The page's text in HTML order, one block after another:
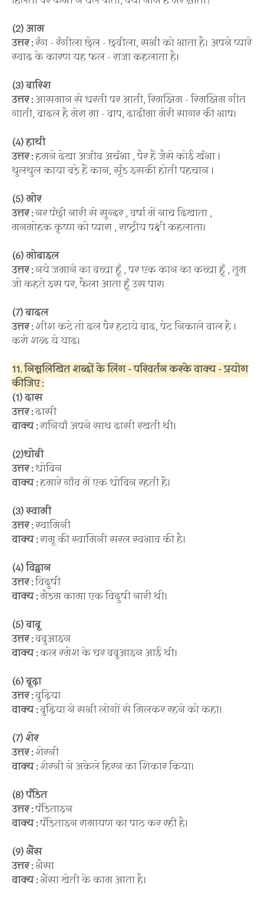
(2) आम
उत्तर :रंग - रंगीला छेल - छबीला, सभी को भाता है। अपने प्यारे
स्वाद के कारण यह फल - राजा कहलाता है।
(3) बारिश
उत्तर :आसमान से धरती पर आती, रिमझिम - रिमझिम गीत
गाती, बादल है मेरा मा - बाप, दादीमा मेरी सागर की भाप।
(4) हाथी
उत्तर :हमने देखा अजीब अचंभा , पैर हैं जैसे कोई खंभा ।
थुलथुल काया बड़े हैं कान, सूंड इसकी होती पहचान ।
(5) मोर
उत्तर :नर पंछी नारी से सुन्दर , वर्षा में नाच दिखाता ,
मनमोहक कृष्ण को प्यारा , राष्ट्रीय पक्षी कहलाता।
(6) मोबाइल
उत्तर :नये जमाने का बच्चा हूँ , पर एक कान का कच्चा हूँ , तुम
जो कहते इस पर, फैला आता हूँ उस पार।
(7) बादल
उत्तर : शीश कटे तो दल पैर हटाये बाद, पेट निकाले बाल है ।
करो शब्द ये याद।
11. निम्नलिखित शब्दों के लिंग - परिवर्तन करके वाक्य - प्रयोग
कीजिए :
(1) दास
उत्तर :दासी
वाक्य :रानियाँ अपने साथ दासी रखती थी।
(2)धोबी
उत्तर : धोबिन
वाक्य :हमारे गाँव में एक धोबिन रहती है।
(3) स्वामी
उत्तर :स्वामिनी
वाक्य :रामू की स्वामिनी सरल स्वभाव की है।
(4) विद्वान
उत्तर :विदुषी
वाक्य :मैडम कामा एक विदुषी नारी थी।
(5) बाबू
उत्तर :बबुआइन
वाक्य :कल रमेश के घर बबुआइन आई थी।
(6) बूढ़ा
उत्तर :बुढ़िया
वाक्य :बुढ़िया ने सभी लोगों से मिलकर रहने को कहा।
(7) शेर
उत्तर : शेरनी
वाक्य : शेरनी ने अकेले हिरन का शिकार किया।
(8) पंडित
उत्तर :पंडिताइन
वाक्य :पंडिताइन रामायण का पाठ कर रही है।
(9) भैंस
उत्तर : भैसा
वाक्य : भैंसा खेती के काम आता है।